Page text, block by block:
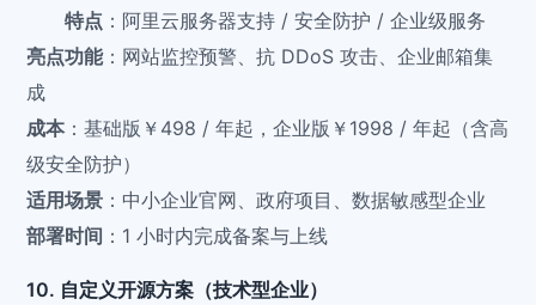
特点 ：阿里云服务器支持 / 安全防护 / 企业级服务
亮点功能：网站监控预警、抗 DDoS 攻击、企业邮箱集
成
成本：基础版￥498 / 年起，企业版￥1998 / 年起（含高
级安全防护）
适用场景 ：中小企业官网、政府项目、数据敏感型企业
部署时间 ：1 小时内完成备案与上线
10. 自定义开源方案（技术型企业）